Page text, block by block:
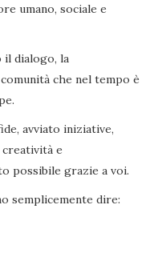
umano, sociale e
dialogo, la
che nel tempo è
avviato iniziative,
e
possibile grazie a voi.
semplicemente dire: